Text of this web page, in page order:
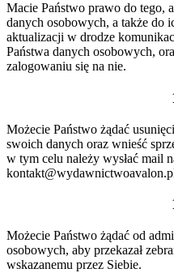
Macie Państwo prawo do tego,
danych osobowych, a także do
aktualizacji w drodze
Państwa danych osobowych,
zalogowaniu się na nie.
Możecie Państwo żądać
swoich danych oraz wnieść
w tym celu należy wysłać mail
Możecie Państwo żądać od
osobowych, aby przekazał
wskazanemu przez Siebie.